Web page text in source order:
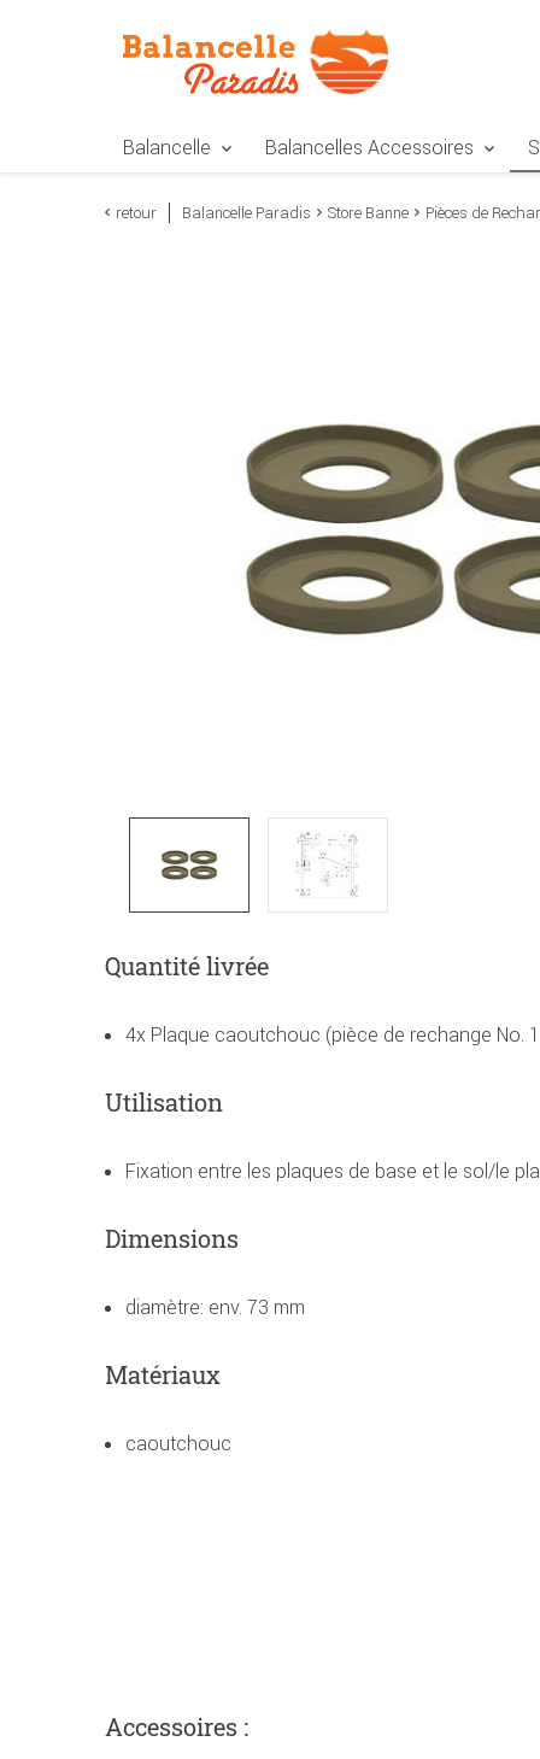
Balancelle Balancelles Accessoires
retour Balancelle Paradis Store Banne Pièces de
Quantité livrée
4x Plaque caoutchouc (pièce de rechange No.
Utilisation
Fixation entre les plaques de base et le sol/le
Dimensions
diamètre: env. 73 mm
Matériaux
caoutchouc
Accessoires :